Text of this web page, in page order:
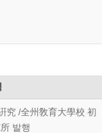
究 /全州敎育大學校 初
발행